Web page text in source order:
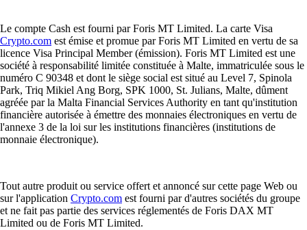
Le compte Cash est fourni par Foris MT Limited. La carte Visa
Crypto.com est émise et promue par Foris MT Limited en vertu de sa
licence Visa Principal Member (émission). Foris MT Limited est une
société à responsabilité limitée constituée à Malte, immatriculée sous le
numéro C 90348 et dont le siège social est situé au Level 7, Spinola
Park, Triq Mikiel Ang Borg, SPK 1000, St. Julians, Malte, dûment
agréée par la Malta Financial Services Authority en tant qu'institution
financière autorisée à émettre des monnaies électroniques en vertu de
l'annexe 3 de la loi sur les institutions financières (institutions de
monnaie électronique).
Tout autre produit ou service offert et annoncé sur cette page Web ou
sur l'application Crypto.com est fourni par d'autres sociétés du groupe
et ne fait pas partie des services réglementés de Foris DAX MT
Limited ou de Foris MT Limited.